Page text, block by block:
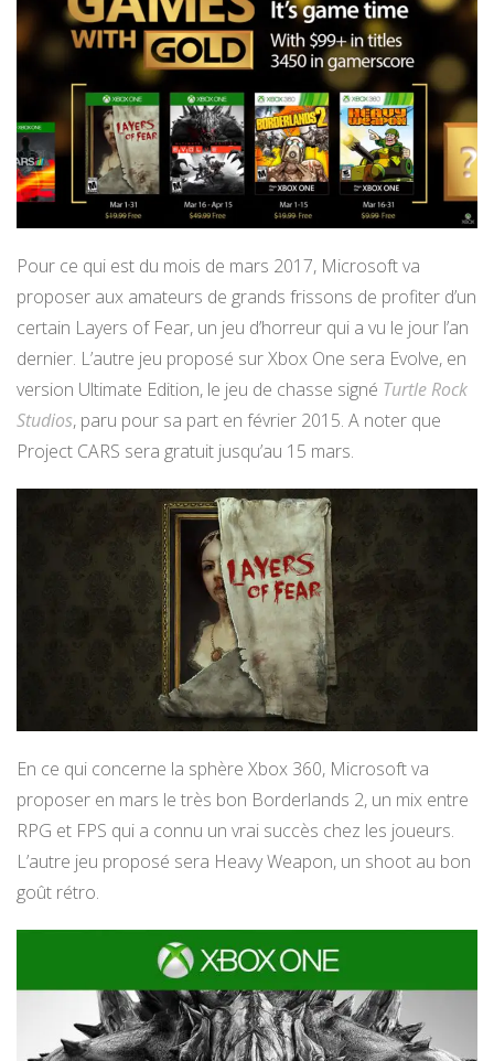
Pour ce qui est du mois de mars 2017, Microsoft va
proposer aux amateurs de grands frissons de profiter d’un
certain Layers of Fear, un jeu d’horreur qui a vu le jour l’an
dernier. L’autre jeu proposé sur Xbox One sera Evolve, en
version Ultimate Edition, le jeu de chasse signé Turtle Rock
Studios, paru pour sa part en février 2015. A noter que
Project CARS sera gratuit jusqu’au 15 mars.
En ce qui concerne la sphère Xbox 360, Microsoft va
proposer en mars le très bon Borderlands 2, un mix entre
RPG et FPS qui a connu un vrai succès chez les joueurs.
L’autre jeu proposé sera Heavy Weapon, un shoot au bon
goût rétro.